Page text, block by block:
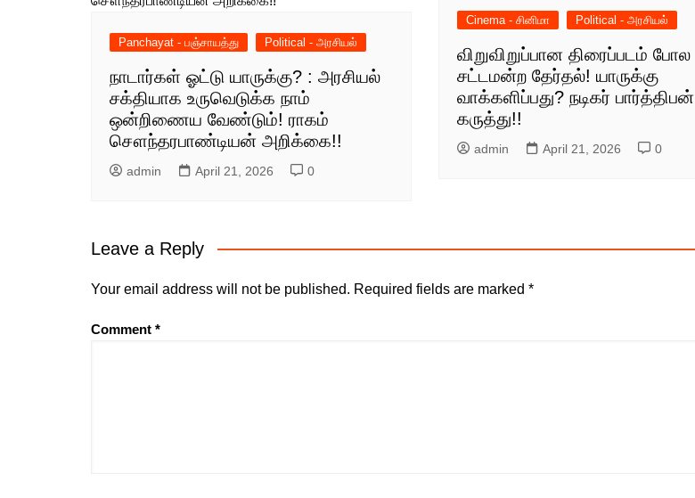
Panchayat - பஞ்சாயத்து Political - அரசியல்
நாடார்கள் ஓட்டு யாருக்கு? : அரசியல்
சக்தியாக உருவெடுக்க நாம்
ஒன்றிணைய வேண்டும்! ராகம்
சௌந்தரபாண்டியன் அறிக்கை!!
admin April 21, 2026 0
Cinema - சினிமா Political - அரசியல்
விறுவிறுப்பான திரைப்படம் போல
சட்டமன்ற தேர்தல்! யாருக்கு
வாக்களிப்பது? நடிகர் பார்த்திபன்
கருத்து!!
admin April 21, 2026 0
Leave a Reply
Your email address will not be published. Required fields are marked *
Comment *